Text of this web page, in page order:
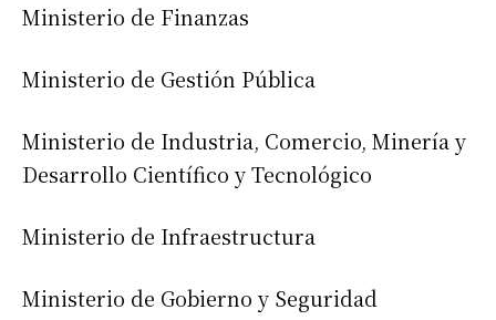
Ministerio de Finanzas
Ministerio de Gestión Pública
Ministerio de Industria, Comercio, Minería y
Desarrollo Científico y Tecnológico
Ministerio de Infraestructura
Ministerio de Gobierno y Seguridad